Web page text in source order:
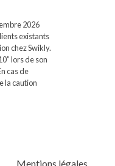
2026
existants
chez Swikly.
lors de son
cas de
la caution
Mentions légales